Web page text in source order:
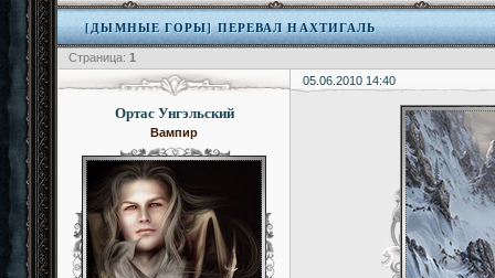
[ДЫМНЫЕ ГОРЫ] ПЕРЕВАЛ НАХТИГАЛЬ
Страница: 1
05.06.2010 14:40
Ортас Унгэльский
Вампир